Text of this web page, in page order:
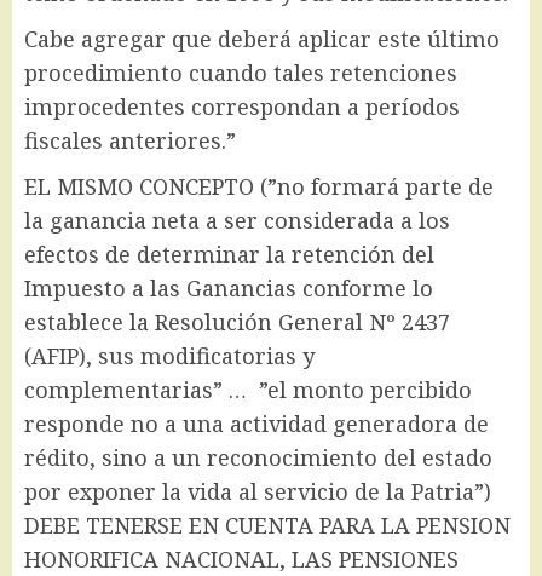
Cabe agregar que deberá aplicar este último
procedimiento cuando tales retenciones
improcedentes correspondan a períodos
fiscales anteriores.”
EL MISMO CONCEPTO (”no formará parte de
la ganancia neta a ser considerada a los
efectos de determinar la retención del
Impuesto a las Ganancias conforme lo
establece la Resolución General Nº 2437
(AFIP), sus modificatorias y
complementarias” … ”el monto percibido
responde no a una actividad generadora de
rédito, sino a un reconocimiento del estado
por exponer la vida al servicio de la Patria”)
DEBE TENERSE EN CUENTA PARA LA PENSION
HONORIFICA NACIONAL, LAS PENSIONES